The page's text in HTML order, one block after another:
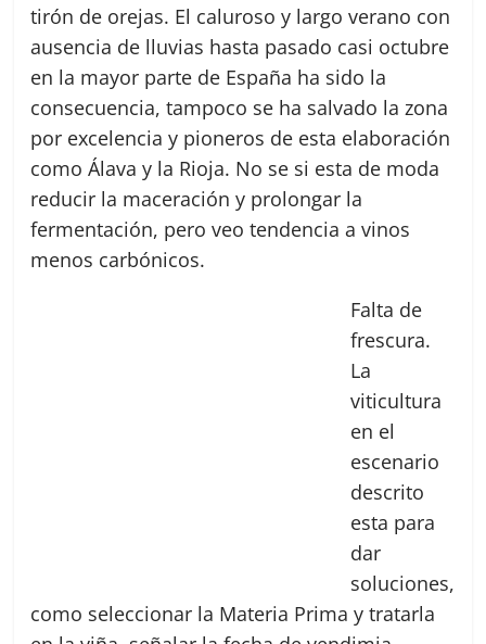
tirón de orejas. El caluroso y largo verano con
ausencia de lluvias hasta pasado casi octubre
en la mayor parte de España ha sido la
consecuencia, tampoco se ha salvado la zona
por excelencia y pioneros de esta elaboración
como Álava y la Rioja. No se si esta de moda
reducir la maceración y prolongar la
fermentación, pero veo tendencia a vinos
menos carbónicos.
Falta de
frescura.
La
viticultura
en el
escenario
descrito
esta para
dar
soluciones,
como seleccionar la Materia Prima y tratarla